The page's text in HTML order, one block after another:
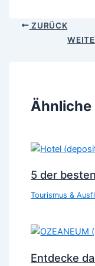
ZURÜCK
Ähnliche
5 der
Tourismus &
Entdecke